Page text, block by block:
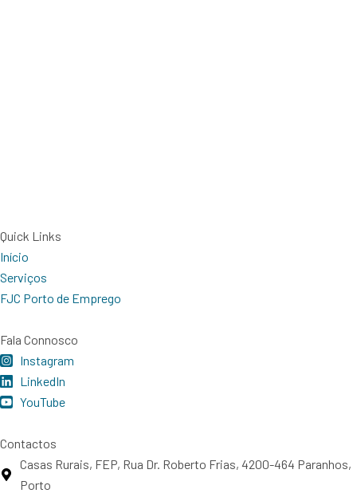
Quick Links
Início
Serviços
FJC Porto de Emprego
Fala Connosco
Instagram
LinkedIn
YouTube
Contactos
Casas Rurais, FEP, Rua Dr. Roberto Frias, 4200-464 Paranhos,
Porto